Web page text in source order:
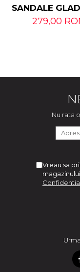
SANDALE
279,00
Nu rata
Vreau sa